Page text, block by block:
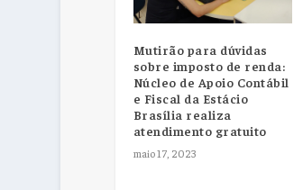
Mutirão para dúvidas
sobre imposto de renda:
Núcleo de Apoio Contábil
e Fiscal da Estácio
Brasília realiza
atendimento gratuito
maio 17, 2023